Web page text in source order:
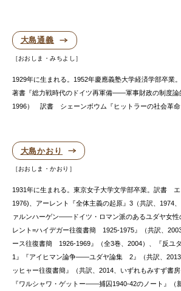
大島通義
おおしま・みちよし
1929年に生まれる。1952年慶應義塾大学経済学部卒業
著書『総力戦時代のドイツ再軍備——軍事財政の制度論
1996） 訳書 シェーンボウム『ヒットラーの社会革命
大島かおり
おおしま・かおり
1931年に生まれる。東京女子大学文学部卒業。訳書 エ
1976)、アーレント『全体主義の起原』3（共訳、1974
ァルンハーゲン——ドイツ・ロマン派のあるユダヤ女性
レント=ハイデガー往復書簡 1925-1975』（共訳、
ース往復書簡 1926-1969』（全3巻、2004）、『反
1』『アイヒマン論争——ユダヤ論集 2』（共訳、2013
ッヒャー往復書簡』（共訳、2014、いずれもみすず書
『ワルシャワ・ゲットー——捕囚1940-42のノート』（